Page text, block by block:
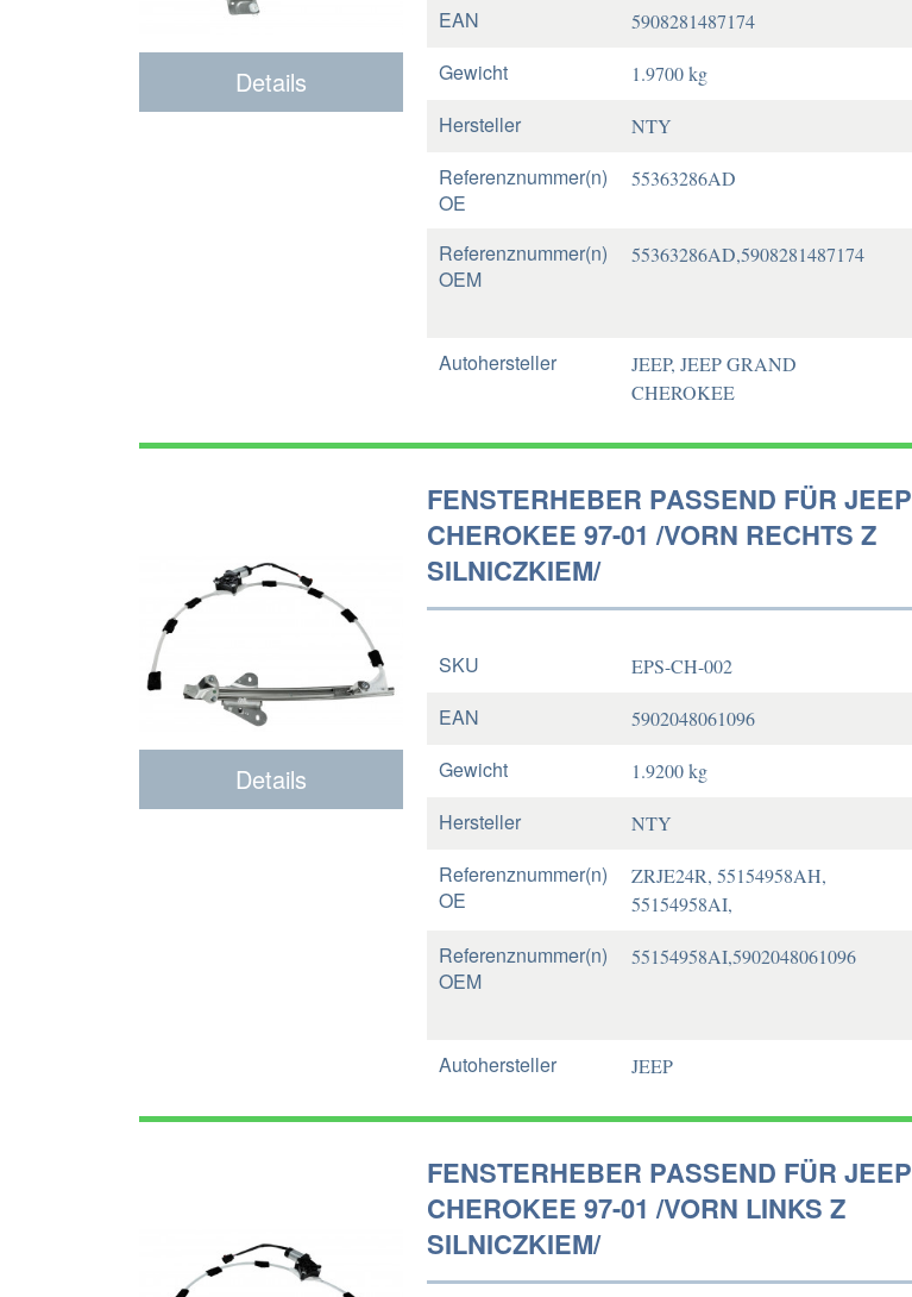
Details
EAN 5908281487174
Gewicht 1.9700 kg
Hersteller NTY
Referenznummer(n)
OE
55363286AD
Referenznummer(n)
OEM
55363286AD,5908281487174
Autohersteller
JEEP, JEEP GRAND
CHEROKEE
Details
FENSTERHEBER PASSEND FÜR JEEP
CHEROKEE 97-01 /VORN RECHTS Z
SILNICZKIEM/
SKU EPS-CH-002
EAN 5902048061096
Gewicht 1.9200 kg
Hersteller NTY
Referenznummer(n)
OE
ZRJE24R, 55154958AH,
55154958AI,
Referenznummer(n)
OEM
55154958AI,5902048061096
Autohersteller JEEP
FENSTERHEBER PASSEND FÜR JEEP
CHEROKEE 97-01 /VORN LINKS Z
SILNICZKIEM/